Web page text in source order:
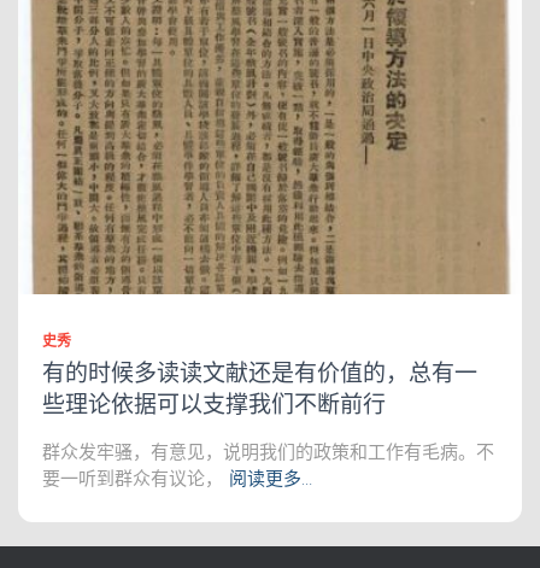
史秀
有的时候多读读文献还是有价值的，总有一
些理论依据可以支撑我们不断前行
群众发牢骚，有意见，说明我们的政策和工作有毛病。不
要一听到群众有议论，
阅读更多…